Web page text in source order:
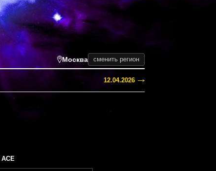
Москва сменить регион
12.04.2026
ACE